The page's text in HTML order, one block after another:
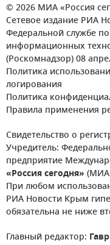
© 2026 МИА «Россия
Сетевое издание РИА
Федеральной службе
информационных
(Роскомнадзор) 08
Политика
логирования
Политика
Правила применения
Свидетельство о
Учредитель:
предприятие
«Россия сегодня» (МИА
При любом
РИА Новости Крым
обязательна не ниже
Главный редактор: